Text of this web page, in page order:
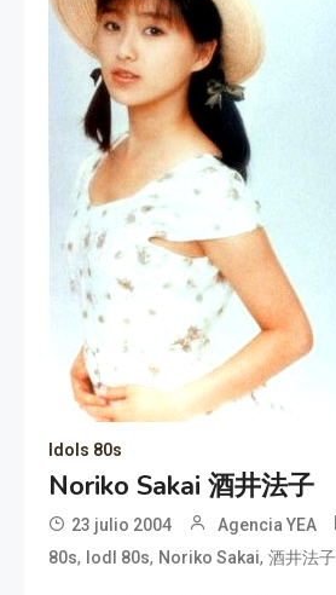
Idols 80s
Noriko Sakai 酒井法子
23 julio 2004 Agencia YEA
80s, Iodl 80s, Noriko Sakai,酒井法子